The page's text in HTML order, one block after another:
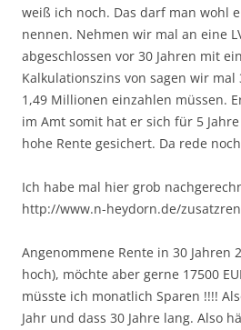
weiß ich noch. Das darf man wohl
nennen. Nehmen wir mal an eine
abgeschlossen vor 30 Jahren mit
Kalkulationszins von sagen wir mal
1,49 Millionen einzahlen müssen.
im Amt somit hat er sich für 5
hohe Rente gesichert. Da rede
Ich habe mal hier grob
http://www.n-heydorn.de/
Angenommene Rente in 30 Jahren
hoch), möchte aber gerne 17500
müsste ich monatlich Sparen !!!!
Jahr und dass 30 Jahre lang. Also